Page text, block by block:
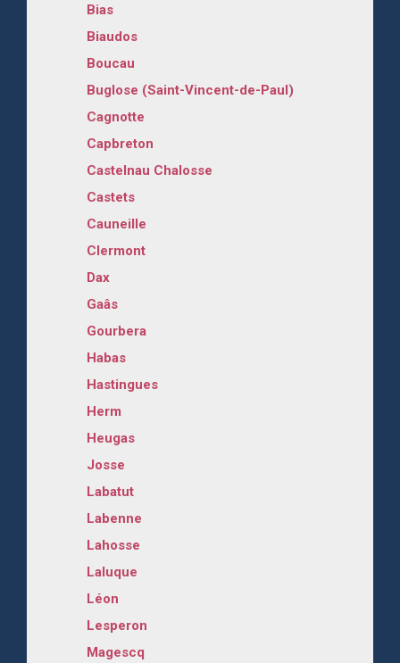
Bias
Biaudos
Boucau
Buglose (Saint-Vincent-de-Paul)
Cagnotte
Capbreton
Castelnau Chalosse
Castets
Cauneille
Clermont
Dax
Gaâs
Gourbera
Habas
Hastingues
Herm
Heugas
Josse
Labatut
Labenne
Lahosse
Laluque
Léon
Lesperon
Magescq